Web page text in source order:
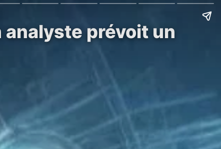
analyste prévoit un